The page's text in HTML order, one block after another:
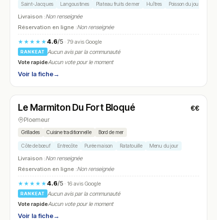
Saint-Jacques Langoustines Plateau fruits de mer Huîtres Poisson du jour
Livraison :Non renseignée
Réservation en ligne :Non renseignée
★★★★★4.6/5· 79 avis Google
RANKEAT
Aucun avis par la communauté
Vote rapideAucun vote pour le moment
Voir la fiche→
N° 19
Le Marmiton Du Fort Bloqué €€
Ploemeur
Grillades Cuisine traditionnelle Bord de mer
Côte de bœuf Entrecôte Purée maison Ratatouille Menu du jour
Livraison :Non renseignée
Réservation en ligne :Non renseignée
★★★★★4.6/5· 16 avis Google
RANKEAT
Aucun avis par la communauté
Vote rapideAucun vote pour le moment
Voir la fiche→